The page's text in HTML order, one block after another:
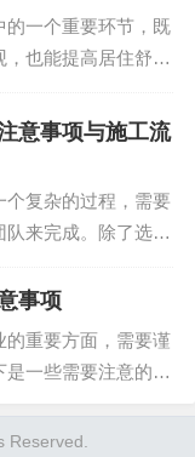
的一个重要环节，既
也能提高居住舒适
。了解这些知识可以
提高翻新效果。卫
意事项与施工流
个复杂的过程，需要
来完成。除了选择
和施工流程也非常
您高效完成改造，达
...
事项
的重要方面，需要谨
一些需要注意的事
观性。需要选择耐
Reserved.